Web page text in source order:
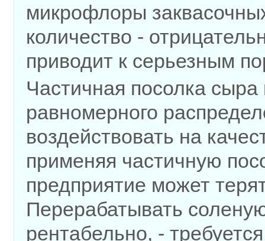
микрофлоры
количество -
приводит к серьезным
Частичная посолка сыра
равномерного
воздействовать на
применяя частичную
предприятие может
Перерабатывать
рентабельно, -